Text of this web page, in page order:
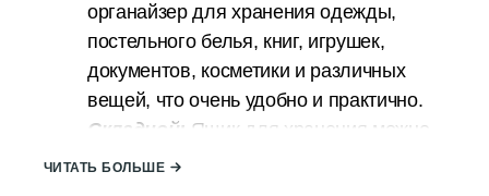
органайзер для хранения одежды,
постельного белья, книг, игрушек,
документов, косметики и различных
вещей, что очень удобно и практично.
Складной: Ящик для хранения можно
сложить, когда он не используется, что
ЧИТАТЬ БОЛЬШЕ